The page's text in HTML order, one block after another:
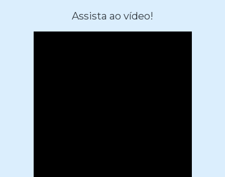
Assista ao vídeo!